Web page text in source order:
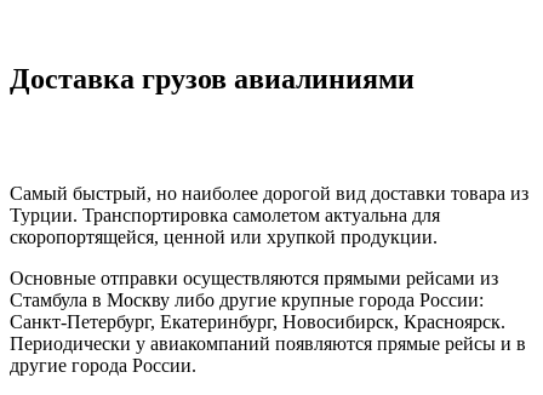
Доставка грузов авиалиниями
Самый быстрый, но наиболее дорогой вид доставки товара из
Турции. Транспортировка самолетом актуальна для
скоропортящейся, ценной или хрупкой продукции.
Основные отправки осуществляются прямыми рейсами из
Стамбула в Москву либо другие крупные города России:
Санкт-Петербург, Екатеринбург, Новосибирск, Красноярск.
Периодически у авиакомпаний появляются прямые рейсы и в
другие города России.